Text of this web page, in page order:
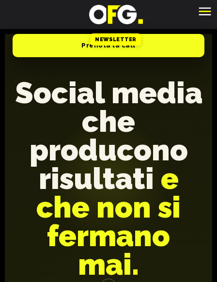
Prenota la call
Social media
che
producono
risultati e
che non si
fermano
mai.
NEWSLETTER